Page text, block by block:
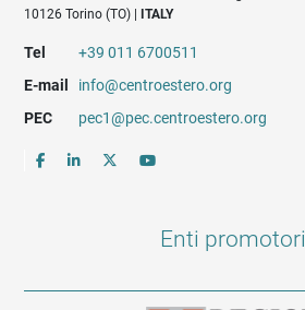
10126 Torino (TO) |
ITALY
Tel
+39 011 6700511
E-mail
info@centroestero.org
PEC
pec1@pec.centroestero.org
Enti promotori